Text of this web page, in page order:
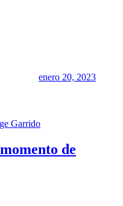
enero 20, 2023
de